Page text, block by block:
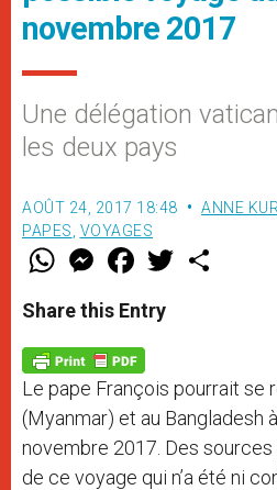
novembre 2017
Une délégation
les deux pays
AOÛT 24, 2017 18:48
ANNE
PAPES VOYAGES
W
t
s
p
p
M
e
s
e
g
e
r
F
a
e
b
o
k
w
Share this Entry
Le pape François pourrait se
(Myanmar) et au Bangladesh
novembre 2017. Des
de ce voyage qui n’a été ni